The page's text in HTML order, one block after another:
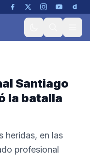
Santiago
la batalla
heridas, en las
profesional